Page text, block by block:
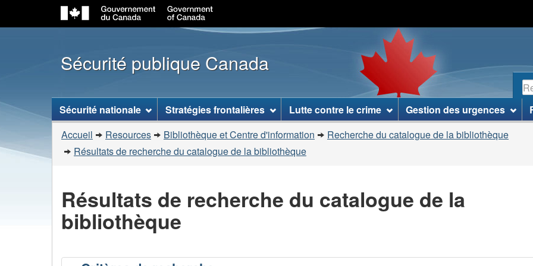
au
contenu
principal
à
«
propos
ce
site
»
à
la
version
simplifiée
Sécurité publique Canada
Menu
des
sujets
Sécurité nationale Stratégies frontalières Lutte contre le crime Gestion des urgences
Vous
êtes
Accueil Resources Bibliothèque et Centre d'information
Recherche du catalogue de la bibliothèque
Résultats de recherche du catalogue de la bibliothèque
Résultats de recherche du catalogue de la
bibliothèque